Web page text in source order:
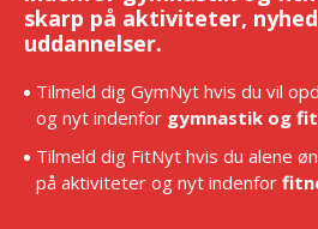
skarp på aktiviteter,
uddannelser.
Tilmeld dig GymNyt hvis du vil
og nyt indenfor gymnastik og
Tilmeld dig FitNyt hvis du alene
på aktiviteter og nyt indenfor